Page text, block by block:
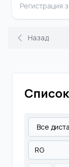
Регистрация
Назад